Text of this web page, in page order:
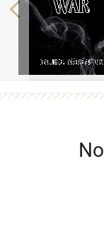
Previous